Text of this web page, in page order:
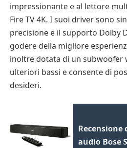
impressionante e al lettore
Fire TV 4K. I suoi driver sono
precisione e il supporto Dolby
godere della migliore
inoltre dotata di un subwoofer
ulteriori bassi e consente di
desideri.
Recensione
audio Bose